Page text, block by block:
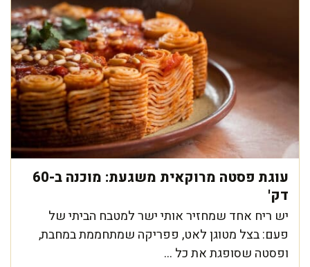
עוגת פסטה מרוקאית משגעת: מוכנה ב-60
דק'
יש ריח אחד שמחזיר אותי ישר למטבח הביתי של
פעם: בצל מטוגן לאט, פפריקה שמתחממת במחבת,
ופסטה שסופגת את כל ...